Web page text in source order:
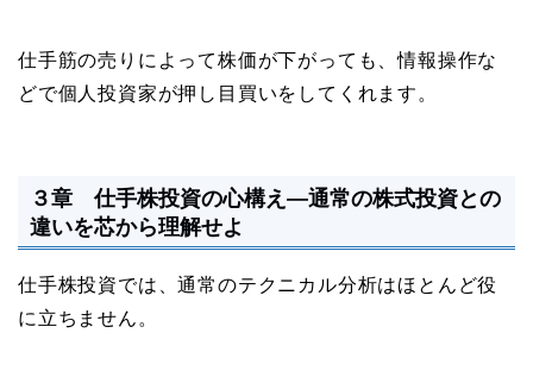
仕手筋の売りによって株価が下がっても、情報操作な
どで個人投資家が押し目買いをしてくれます。
３章 仕手株投資の心構え―通常の株式投資との
違いを芯から理解せよ
仕手株投資では、通常のテクニカル分析はほとんど役
に立ちません。